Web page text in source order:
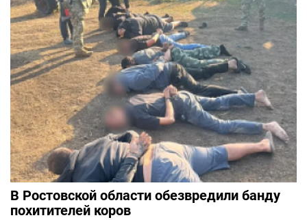
В Ростовской области обезвредили банду
похитителей коров